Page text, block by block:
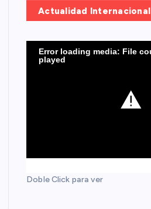
Actualidad Internacional
Doble Click para ver